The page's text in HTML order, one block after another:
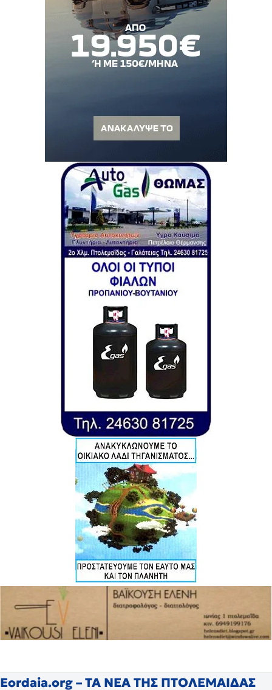
Eordaia.org – ΤΑ ΝΕΑ ΤΗΣ ΠΤΟΛΕΜΑΙΔΑΣ